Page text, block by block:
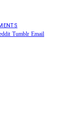
Tumblr Email